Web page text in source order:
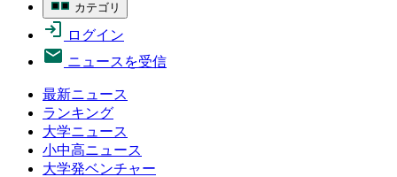
カテゴリ
ログイン
ニュースを受信
最新ニュース
ランキング
大学ニュース
小中高ニュース
大学発ベンチャー